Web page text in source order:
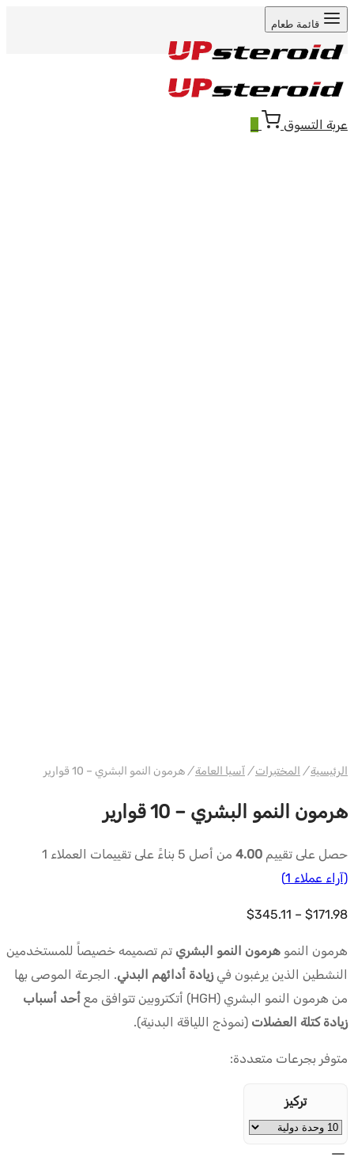
قائمة طعام
عربة التسوق
الرئيسية / المختبرات / آسيا العامة / هرمون النمو البشري – 10 قوارير
هرمون النمو البشري – 10 قوارير
حصل على تقييم 4.00 من أصل 5 بناءً على تقييمات العملاء
1
(آراء عملاء 1
)
$171.98
–
$345.11 نطاق
من
$171.98
إلى
$345.11
هرمون النمو هرمون النمو البشري تم تصميمه خصيصاً للمستخدمين
النشطين الذين يرغبون فيزيادة أدائهم البدني. الجرعة الموصى بها
من هرمون النمو البشري (HGH) أتكتروبين تتوافق مع
أحد أسباب
زيادة كتلة العضلات (نموذج اللياقة البدنية).
متوفر بجرعات متعددة:
تركيز